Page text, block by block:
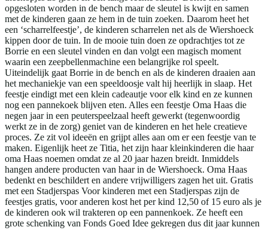
opgesloten worden in de bench maar de sleutel is kwijt en samen
met de kinderen gaan ze hem in de tuin zoeken. Daarom heet het
een ‘scharrelfeestje’, de kinderen scharrelen net als de Wiershoeck
kippen door de tuin. In de mooie tuin doen ze opdrachtjes tot ze
Borrie en een sleutel vinden en dan volgt een magisch moment
waarin een zeepbellenmachine een belangrijke rol speelt.
Uiteindelijk gaat Borrie in de bench en als de kinderen draaien aan
het mechaniekje van een speeldoosje valt hij heerlijk in slaap. Het
feestje eindigt met een klein cadeautje voor elk kind en ze kunnen
nog een pannekoek blijven eten. Alles een feestje Oma Haas die
negen jaar in een peuterspeelzaal heeft gewerkt (tegenwoordig
werkt ze in de zorg) geniet van de kinderen en het hele creatieve
proces. Ze zit vol ideeën en grijpt alles aan om er een feestje van te
maken. Eigenlijk heet ze Titia, het zijn haar kleinkinderen die haar
oma Haas noemen omdat ze al 20 jaar hazen breidt. Inmiddels
hangen andere producten van haar in de Wiershoeck. Oma Haas
bedenkt en beschildert en andere vrijwilligers zagen het uit. Gratis
met een Stadjerspas Voor kinderen met een Stadjerspas zijn de
feestjes gratis, voor anderen kost het per kind 12,50 of 15 euro als je
de kinderen ook wil trakteren op een pannenkoek. Ze heeft een
grote schenking van Fonds Goed Idee gekregen dus dit jaar kunnen